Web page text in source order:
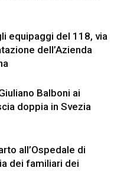
equipaggi del 118, via
dell’Azienda
Balboni ai
doppia in Svezia
all’Ospedale di
dei familiari dei